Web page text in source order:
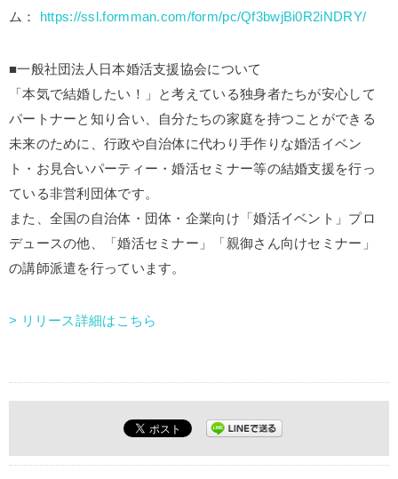
ム：
https://ssl.formman.com/form/pc/Qf3bwjBi0R2iNDRY/
■一般社団法人日本婚活支援協会について
「本気で結婚したい！」と考えている独身者たちが安心して
パートナーと知り合い、自分たちの家庭を持つことができる
未来のために、行政や自治体に代わり手作りな婚活イベン
ト・お見合いパーティー・婚活セミナー等の結婚支援を行っ
ている非営利団体です。
また、全国の自治体・団体・企業向け「婚活イベント」プロ
デュースの他、「婚活セミナー」「親御さん向けセミナー」
の講師派遣を行っています。
> リリース詳細はこちら